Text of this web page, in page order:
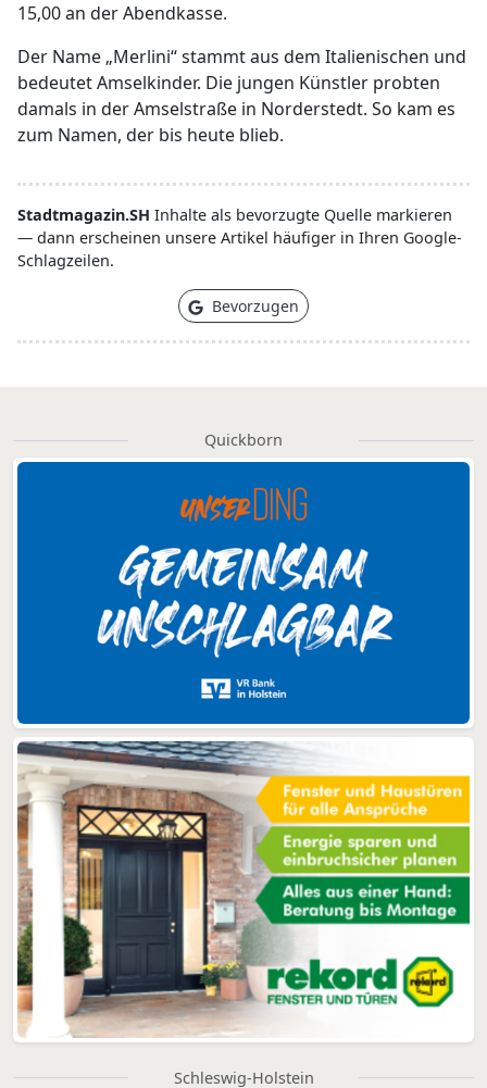
15,00 an der Abendkasse.
Der Name „Merlini“ stammt aus dem Italienischen und
bedeutet Amselkinder. Die jungen Künstler probten
damals in der Amselstraße in Norderstedt. So kam es
zum Namen, der bis heute blieb.
Stadtmagazin.SH Inhalte als bevorzugte Quelle markieren
— dann erscheinen unsere Artikel häufiger in Ihren Google-
Schlagzeilen.
Bevorzugen
Quickborn
Schleswig-Holstein